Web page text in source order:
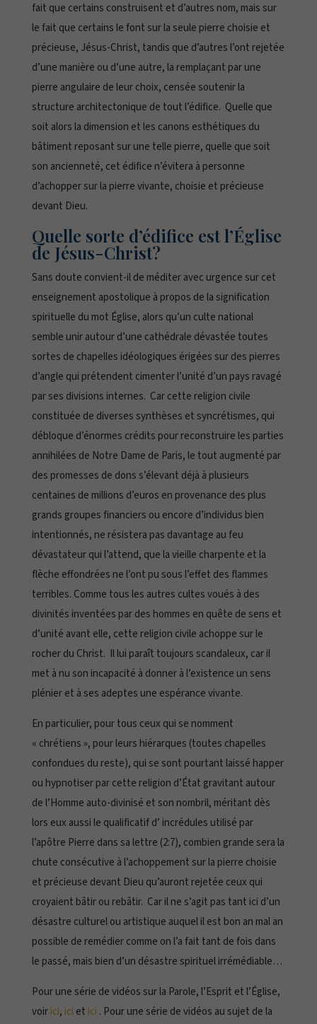
fait que certains construisent et d’autres nom, mais sur
le fait que certains le font sur la seule pierre choisie et
précieuse, Jésus-Christ, tandis que d’autres l’ont rejetée
d’une manière ou d’une autre, la remplaçant par une
pierre angulaire de leur choix, censée soutenir la
structure architectonique de tout l’édifice. Quelle que
soit alors la dimension et les canons esthétiques du
bâtiment reposant sur une telle pierre, quelle que soit
son ancienneté, cet édifice n’évitera à personne
d’achopper sur la pierre vivante, choisie et précieuse
devant Dieu.
Quelle sorte d’édifice est l’Église
de Jésus-Christ?
Sans doute convient-il de méditer avec urgence sur cet
enseignement apostolique à propos de la signification
spirituelle du mot Église, alors qu’un culte national
semble unir autour d’une cathédrale dévastée toutes
sortes de chapelles idéologiques érigées sur des pierres
d’angle qui prétendent cimenter l’unité d’un pays ravagé
par ses divisions internes. Car cette religion civile
constituée de diverses synthèses et syncrétismes, qui
débloque d’énormes crédits pour reconstruire les parties
annihilées de Notre Dame de Paris, le tout augmenté par
des promesses de dons s’élevant déjà à plusieurs
centaines de millions d’euros en provenance des plus
grands groupes financiers ou encore d’individus bien
intentionnés, ne résistera pas davantage au feu
dévastateur qui l’attend, que la vieille charpente et la
flèche effondrées ne l’ont pu sous l’effet des flammes
terribles. Comme tous les autres cultes voués à des
divinités inventées par des hommes en quête de sens et
d’unité avant elle, cette religion civile achoppe sur le
rocher du Christ. Il lui paraît toujours scandaleux, car il
met à nu son incapacité à donner à l’existence un sens
plénier et à ses adeptes une espérance vivante.
En particulier, pour tous ceux qui se nomment
« chrétiens », pour leurs hiérarques (toutes chapelles
confondues du reste), qui se sont pourtant laissé happer
ou hypnotiser par cette religion d’État gravitant autour
de l’Homme auto-divinisé et son nombril, méritant dès
lors eux aussi le qualificatif d’ incrédules utilisé par
l’apôtre Pierre dans sa lettre (2:7), combien grande sera la
chute consécutive à l’achoppement sur la pierre choisie
et précieuse devant Dieu qu’auront rejetée ceux qui
croyaient bâtir ou rebâtir. Car il ne s’agit pas tant ici d’un
désastre culturel ou artistique auquel il est bon an mal an
possible de remédier comme on l’a fait tant de fois dans
le passé, mais bien d’un désastre spirituel irrémédiable…
Pour une série de vidéos sur la Parole, l’Esprit et l’Église,
voirici, ici et ici . Pour une série de vidéos au sujet de la